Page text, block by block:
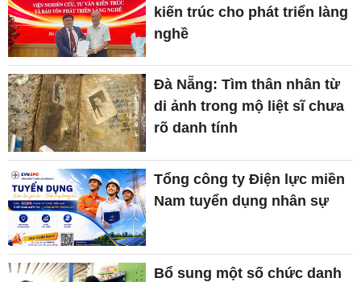
kiến trúc cho phát triển làng
nghề
Đà Nẵng: Tìm thân nhân từ
di ảnh trong mộ liệt sĩ chưa
rõ danh tính
Tổng công ty Điện lực miền
Nam tuyển dụng nhân sự
Bổ sung một số chức danh